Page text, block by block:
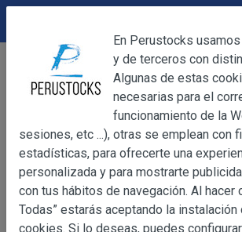
Alimentación
Caramelos
Caramelos Coffee Delight unidad
OBJETO
OBJETO
Las presentes Condiciones
DEVOLUCIONES
En Perustocks
y de terceros con
Algunas de estas
necesarias para el
funcionamiento de la
sesiones, etc ...), otras se emplean con
estadísticas, para ofrecerte una
personalizada y para mostrarte
con tus hábitos de navegación. Al hacer
Todas” estarás aceptando la
cookies. Si lo deseas, puedes